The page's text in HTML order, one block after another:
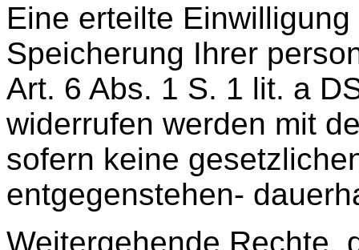
Eine erteilte
Speicherung Ihrer
Art. 6 Abs. 1 S. 1 lit. a
widerrufen werden mit
sofern keine
entgegenstehen-
Weitergehende Rechte,